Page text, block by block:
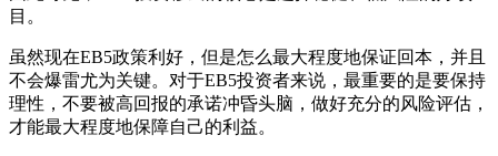
目。
虽然现在EB5政策利好，但是怎么最大程度地保证回本，并且
不会爆雷尤为关键。对于EB5投资者来说，最重要的是要保持
理性，不要被高回报的承诺冲昏头脑，做好充分的风险评估，
才能最大程度地保障自己的利益。